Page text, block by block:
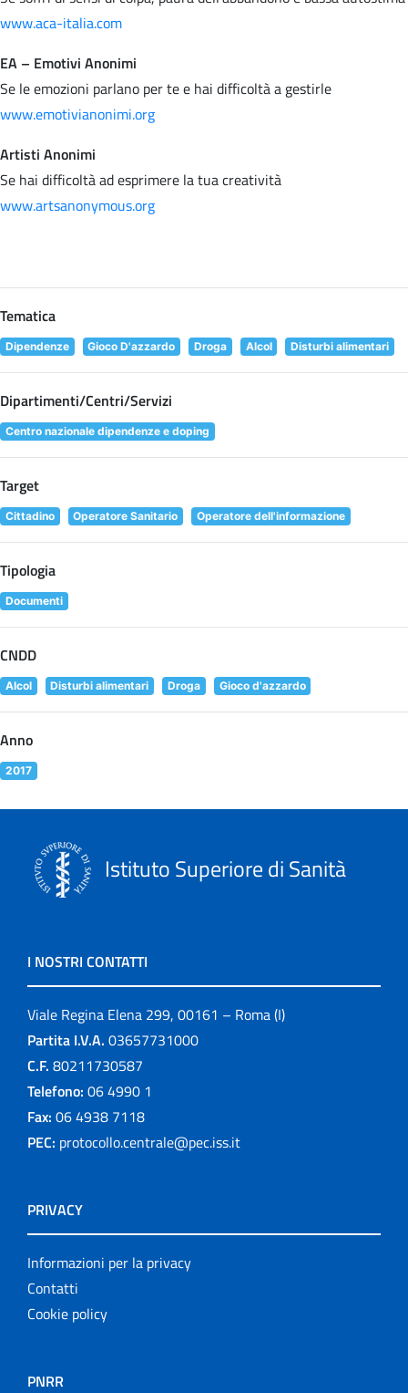
www.aca-italia.com
EA – Emotivi Anonimi
Se le emozioni parlano per te e hai difficoltà a gestirle
www.emotivianonimi.org
Artisti Anonimi
Se hai difficoltà ad esprimere la tua creatività
www.artsanonymous.org
Tematica
Dipendenze Gioco D'azzardo Droga Alcol Disturbi alimentari
Dipartimenti/Centri/Servizi
Centro nazionale dipendenze e doping
Target
Cittadino Operatore Sanitario Operatore dell'informazione
Tipologia
Documenti
CNDD
Alcol Disturbi alimentari Droga Gioco d'azzardo
Anno
2017
Istituto Superiore di Sanità
I NOSTRI CONTATTI
Viale Regina Elena 299, 00161 – Roma (I)
Partita I.V.A. 03657731000
C.F. 80211730587
Telefono: 06 4990 1
Fax: 06 4938 7118
PEC: protocollo.centrale@pec.iss.it
PRIVACY
Informazioni per la privacy
Contatti
Cookie policy
PNRR